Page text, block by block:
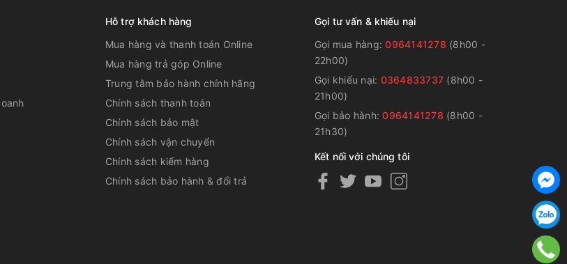
Inverter
AW-DJ1000CV SK sẽ giúp
quá trình sử dụng. Hơn nữa,
Hỗ trợ khách hàng
Mua hàng và thanh toán Online
Mua hàng trả góp Online
Trung tâm bảo hành chính hãng
Chính sách thanh toán
Chính sách bảo mật
Chính sách vận chuyển
Chính sách kiểm hàng
Chính sách bảo hành & đổi trả
Gọi tư vấn & khiếu nại
Gọi mua hàng:0964141278 (8h00 -
22h00)
Gọi khiếu nại: 0364833737 (8h00 -
21h00)
Gọi bảo hành:0964141278 (8h00 -
21h30)
Kết nối với chúng tôi